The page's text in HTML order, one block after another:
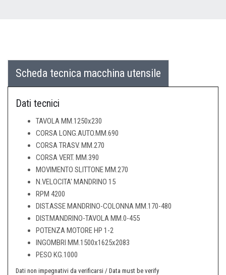
Scheda tecnica macchina utensile
Dati tecnici
TAVOLA MM.1250x230
CORSA LONG.AUTO.MM.690
CORSA TRASV. MM.270
CORSA VERT. MM.390
MOVIMENTO SLITTONE MM.270
N.VELOCITA' MANDRINO 15
RPM 4200
DIST.ASSE MANDRINO-COLONNA MM.170-480
DIST.MANDRINO-TAVOLA MM.0-455
POTENZA MOTORE HP 1-2
INGOMBRI MM.1500x1625x2083
PESO KG.1000
Dati non impegnativi da verificarsi / Data must be verify